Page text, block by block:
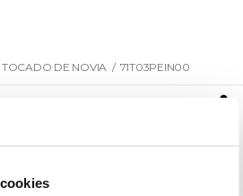
TOCADO DE NOVIA / 71T03PEIN00
abalorios.